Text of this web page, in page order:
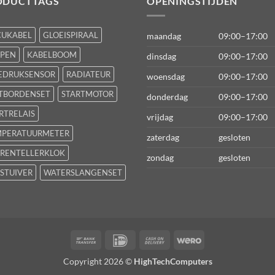
GLOEISPIRAAL
KABELBOOM
RADIATEUR
STARTMOTOR
WATERSLANGENSET
maandag
09:00–17:00
dinsdag
09:00–17:00
woensdag
09:00–17:00
donderdag
09:00–17:00
vrijdag
09:00–17:00
zaterdag
gesloten
zondag
gesloten
Bank
IDeal
Cash
Delivery
Wero
Copyright 2026 © HighTechComputers